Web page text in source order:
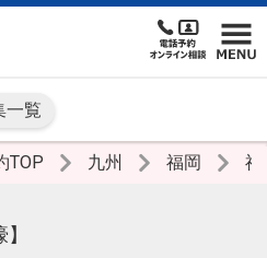
一覧
TOP 九州 福岡